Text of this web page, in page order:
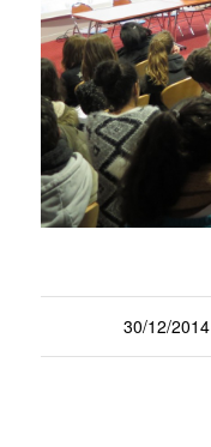
30/12/2014
/